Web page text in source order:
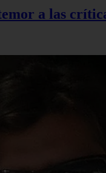
a las